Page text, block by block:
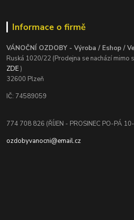
Informace o firmě
VÁNOČNÍ OZDOBY - Výroba / Eshop /
Ruská 1020/22 (Prodejna se nachází mimo
ZDE)
32600 Plzeň
IČ: 74589059
774 708 826 (ŘÍJEN - PROSINEC PO-PÁ
ozdobyvanocni@email.cz